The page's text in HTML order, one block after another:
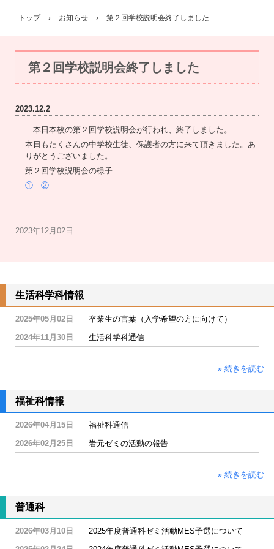
トップ › お知らせ › 第２回学校説明会終了しました
第２回学校説明会終了しました
2023.12.2
本日本校の第２回学校説明会が行われ、終了しました。
本日もたくさんの中学校生徒、保護者の方に来て頂きました。あ
りがとうございました。
第２回学校説明会の様子
①
②
2023年12月02日
生活科学科情報
2025年05月02日
卒業生の言葉（入学希望の方に向けて）
2024年11月30日
生活科学科通信
» 続きを読む
福祉科情報
2026年04月15日
福祉科通信
2026年02月25日
岩元ゼミの活動の報告
» 続きを読む
普通科
2026年03月10日
2025年度普通科ゼミ活動MES予選について